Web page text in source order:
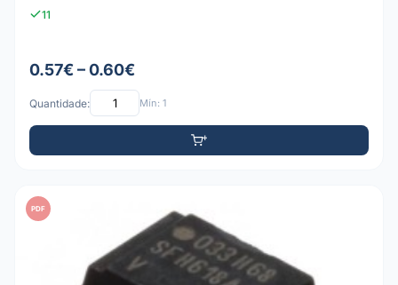
11
0.57€ – 0.60€
Quantidade: Mín: 1
PDF